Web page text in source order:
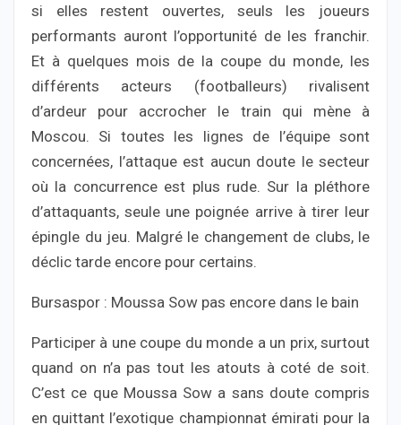
si elles restent ouvertes, seuls les joueurs
performants auront l’opportunité de les franchir.
Et à quelques mois de la coupe du monde, les
différents acteurs (footballeurs) rivalisent
d’ardeur pour accrocher le train qui mène à
Moscou. Si toutes les lignes de l’équipe sont
concernées, l’attaque est aucun doute le secteur
où la concurrence est plus rude. Sur la pléthore
d’attaquants, seule une poignée arrive à tirer leur
épingle du jeu. Malgré le changement de clubs, le
déclic tarde encore pour certains.
Bursaspor : Moussa Sow pas encore dans le bain
Participer à une coupe du monde a un prix, surtout
quand on n’a pas tout les atouts à coté de soit.
C’est ce que Moussa Sow a sans doute compris
en quittant l’exotique championnat émirati pour la